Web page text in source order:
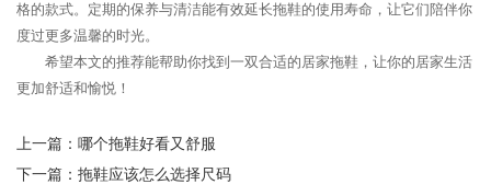
格的款式。定期的保养与清洁能有效延长拖鞋的使用寿命，让它们陪伴你
度过更多温馨的时光。
希望本文的推荐能帮助你找到一双合适的居家拖鞋，让你的居家生活
更加舒适和愉悦！
上一篇： 哪个拖鞋好看又舒服
下一篇： 拖鞋应该怎么选择尺码